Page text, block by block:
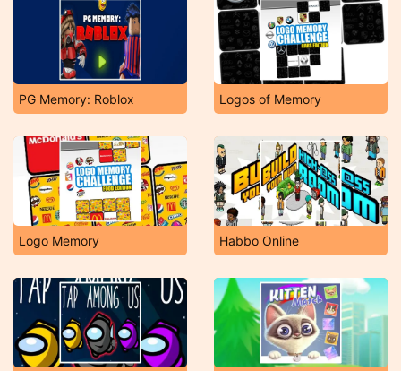
PG Memory: Roblox Logos of Memory
Logo Memory Habbo Online